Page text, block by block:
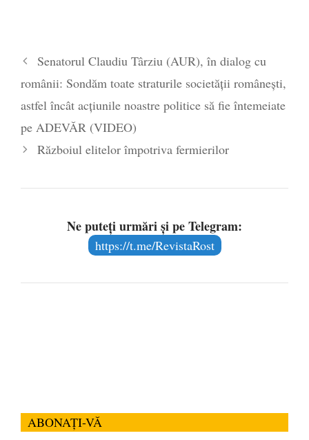
Senatorul Claudiu Târziu (AUR), în dialog cu
românii: Sondăm toate straturile societății românești,
astfel încât acțiunile noastre politice să fie întemeiate
pe ADEVĂR (VIDEO)
Războiul elitelor împotriva fermierilor
Ne puteți urmări și pe Telegram:
https://t.me/RevistaRost
ABONAȚI-VĂ